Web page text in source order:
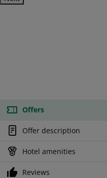
Offers
Offer description
Hotel amenities
Reviews